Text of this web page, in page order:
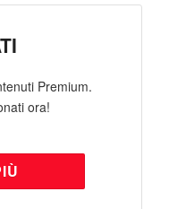
Premium.
ora!